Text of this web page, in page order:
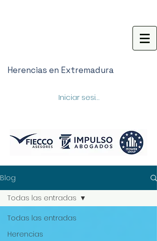
Herencias en Extremadura
Iniciar sesión
Blog
Todas las entradas
Herencias
Todas las entradas